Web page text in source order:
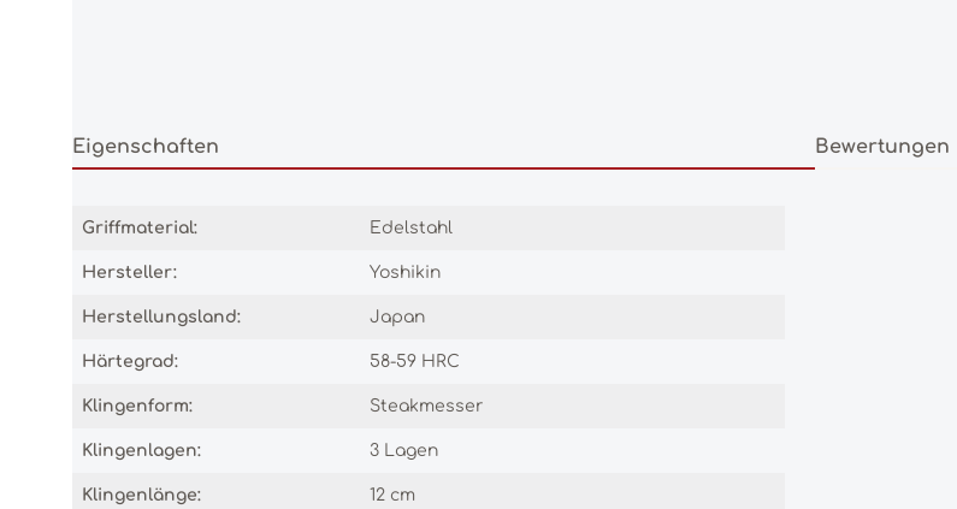
Eigenschaften Bewertungen
Griffmaterial: Edelstahl
Hersteller: Yoshikin
Herstellungsland: Japan
Härtegrad: 58-59 HRC
Klingenform: Steakmesser
Klingenlagen: 3 Lagen
Klingenlänge: 12 cm